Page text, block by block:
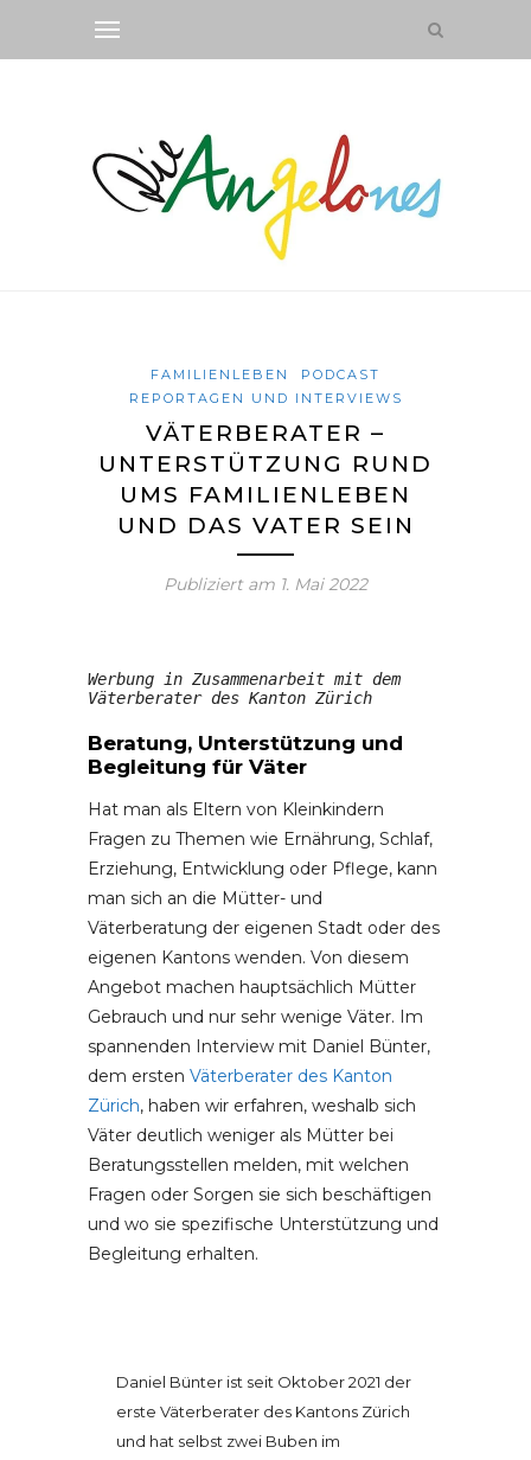
FAMILIENLEBEN
PODCAST
REPORTAGEN UND INTERVIEWS
VÄTERBERATER –
UNTERSTÜTZUNG RUND
UMS FAMILIENLEBEN
UND DAS VATER SEIN
Publiziert am 1. Mai 2022
Werbung in Zusammenarbeit mit dem
Väterberater des Kanton Zürich
Beratung, Unterstützung und
Begleitung für Väter
Hat man als Eltern von Kleinkindern
Fragen zu Themen wie Ernährung, Schlaf,
Erziehung, Entwicklung oder Pflege, kann
man sich an die Mütter- und
Väterberatung der eigenen Stadt oder des
eigenen Kantons wenden. Von diesem
Angebot machen hauptsächlich Mütter
Gebrauch und nur sehr wenige Väter. Im
spannenden Interview mit Daniel Bünter,
dem ersten Väterberater des Kanton
Zürich, haben wir erfahren, weshalb sich
Väter deutlich weniger als Mütter bei
Beratungsstellen melden, mit welchen
Fragen oder Sorgen sie sich beschäftigen
und wo sie spezifische Unterstützung und
Begleitung erhalten.
Daniel Bünter ist seit Oktober 2021 der
erste Väterberater des Kantons Zürich
und hat selbst zwei Buben im